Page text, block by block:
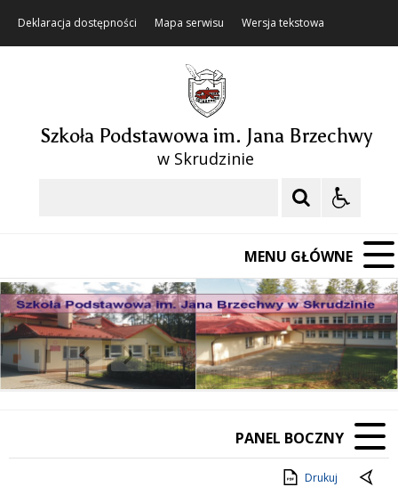
Deklaracja dostępności Mapa serwisu Wersja tekstowa
Szkoła Podstawowa im. Jana Brzechwy
w Skrudzinie
MENU GŁÓWNE
Poprzedni Element
Następny Element
❚❚
PANEL BOCZNY
Drukuj